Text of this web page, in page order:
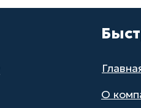
О